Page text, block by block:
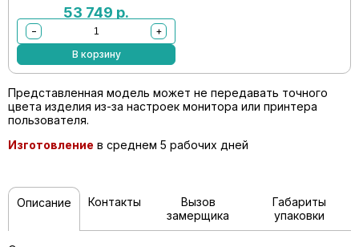
53 749 р.
−
+
В корзину
Представленная модель может не передавать точного
цвета изделия из-за настроек монитора или принтера
пользователя.
Изготовление в среднем 5 рабочих дней
Описание Контакты
Вызов
замерщика
Габариты
упаковки